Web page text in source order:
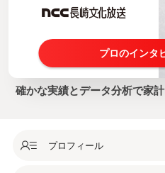
プロのインタ
確かな実績とデータ分析で家
プロフィール